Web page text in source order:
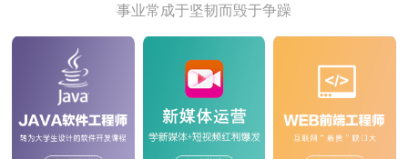
事业常成于坚韧而毁于争躁